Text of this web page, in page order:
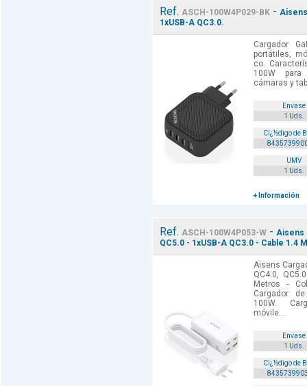
Ref. ASCH-100W4P029-BK -
1xUSB-A QC3.0.
Cargador
portátiles,
co.
100W para
cámaras y
Envase
1 Uds.
Cï¿½digo de
UMV
1 Uds.
+ Información
Ref. ASCH-100W4P053-W - Aisens
QC5.0 - 1xUSB-A QC3.0 - Cable 1.4
Aisens
QC4.0,
Metros -
Cargador
100W.
móvile...
Envase
1 Uds.
Cï¿½digo de